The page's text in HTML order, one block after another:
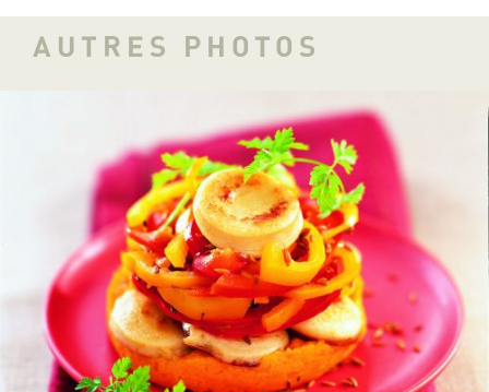
AUTRES PHOTOS